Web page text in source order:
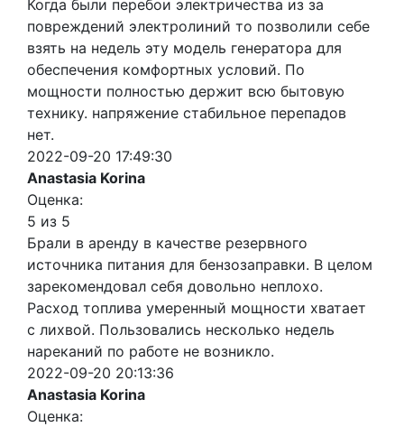
Когда были перебои электричества из за
повреждений электролиний то позволили себе
взять на недель эту модель генератора для
обеспечения комфортных условий. По
мощности полностью держит всю бытовую
технику. напряжение стабильное перепадов
нет.
2022-09-20 17:49:30
Anastasia Korina
Оценка:
5 из 5
Брали в аренду в качестве резервного
источника питания для бензозаправки. В целом
зарекомендовал себя довольно неплохо.
Расход топлива умеренный мощности хватает
с лихвой. Пользовались несколько недель
нареканий по работе не возникло.
2022-09-20 20:13:36
Anastasia Korina
Оценка: